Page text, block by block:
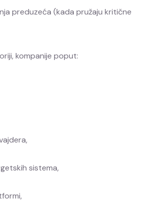
preduzeća (kada pružaju kritične
kompanije poput:
sistema,